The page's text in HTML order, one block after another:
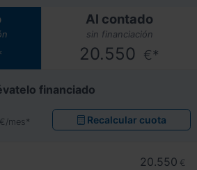
Al contado
sin financiación
20.550 €*
financiado
€/mes* Recalcular cuota
20.550 €